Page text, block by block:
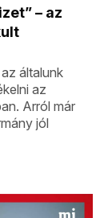
– az
általunk
az
Arról már
jól